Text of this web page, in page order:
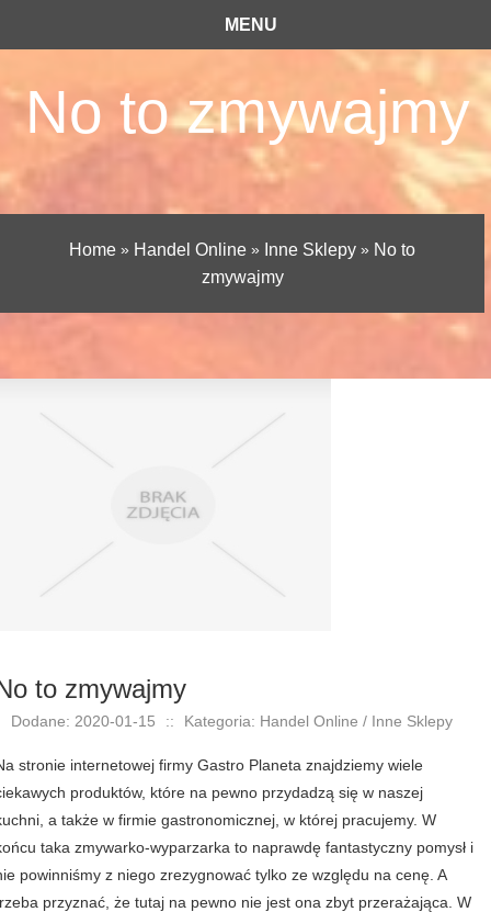
MENU
No to zmywajmy
Home » Handel Online » Inne Sklepy » No to
zmywajmy
to zmywajmy
Dodane: 2020-01-15 :: Kategoria: Handel Online / Inne Sklepy
stronie internetowej firmy Gastro Planeta znajdziemy wiele
produktów, które na pewno przydadzą się w naszej
a także w firmie gastronomicznej, w której pracujemy. W
taka zmywarko-wyparzarka to naprawdę fantastyczny pomysł i
powinniśmy z niego zrezygnować tylko ze względu na cenę. A
przyznać, że tutaj na pewno nie jest ona zbyt przerażająca. W